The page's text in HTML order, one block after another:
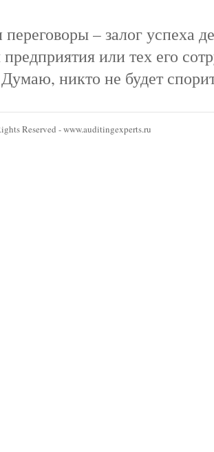
– залог успеха
предприятия или тех его
никто не будет
Reserved - www.auditingexperts.ru